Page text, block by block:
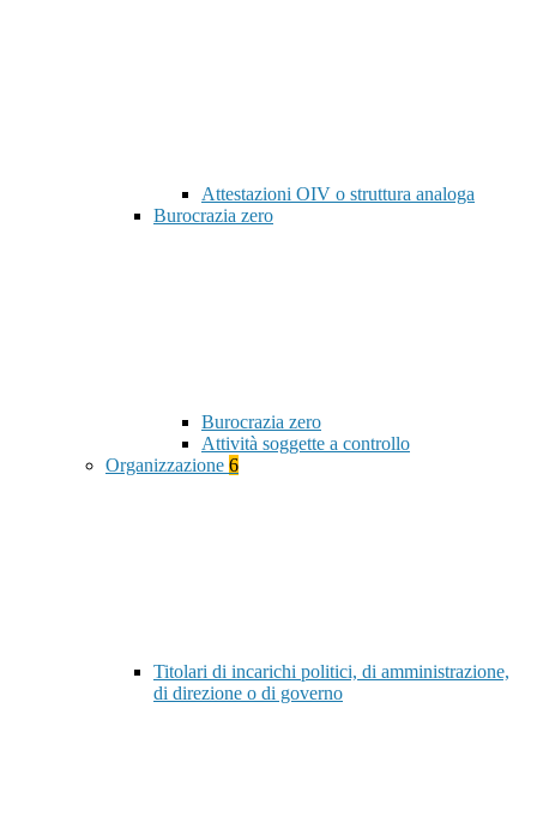
Attestazioni OIV o struttura analoga
Burocrazia zero
Burocrazia zero
Attività soggette a controllo
Organizzazione 6
Titolari di incarichi politici, di amministrazione,
di direzione o di governo